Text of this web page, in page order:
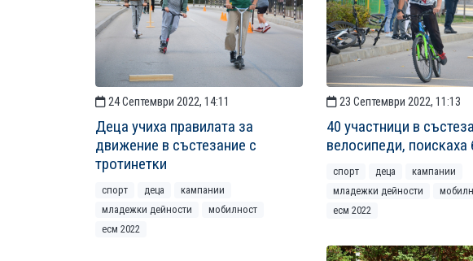
24 Септември 2022, 14:11
Деца учиха правилата за
движение в състезание с
тротинетки
спорт деца
кампании
младежки дейности
мобилност
есм 2022
23 Септември 2022, 11:13
40 участници в
велосипеди, поискаха
спорт деца
кампании
младежки дейности
есм 2022